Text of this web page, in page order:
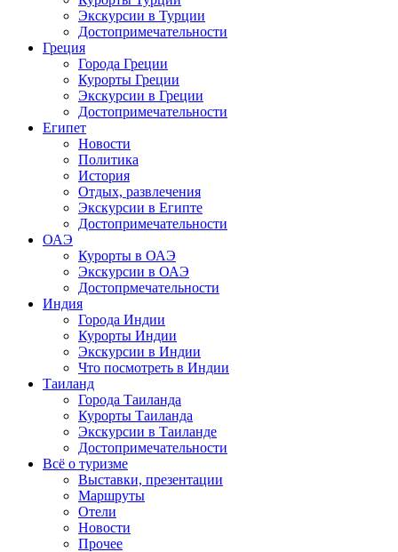
Экскурсии в Турции
Достопримечательности
Греция
Города Греции
Курорты Греции
Экскурсии в Греции
Достопримечательности
Египет
Новости
Политика
История
Отдых, развлечения
Экскурсии в Египте
Достопримечательности
ОАЭ
Курорты в ОАЭ
Экскурсии в ОАЭ
Достопрмечательности
Индия
Города Индии
Курорты Индии
Экскурсии в Индии
Что посмотреть в Индии
Таиланд
Города Таиланда
Курорты Таиланда
Экскурсии в Таиланде
Достопримечательности
Всё о туризме
Выставки, презентации
Маршруты
Отели
Новости
Прочее